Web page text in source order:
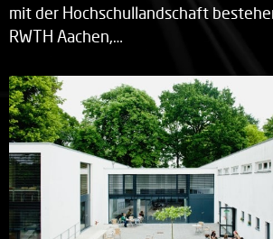
mit der Hochschullandschaft
RWTH Aachen,…